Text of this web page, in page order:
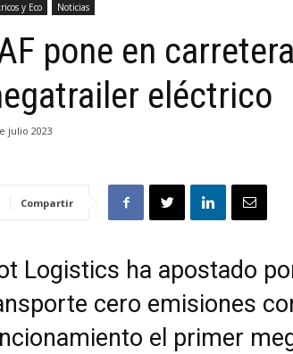
y Eco Noticias
pone en
eléctrico
julio 2023
Compartir
Logistics ha apostado
cero emisiones
el primer